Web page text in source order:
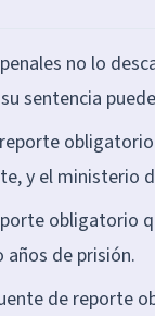
no lo
sentencia
y el ministerio
obligatorio
años de prisión.
de reporte